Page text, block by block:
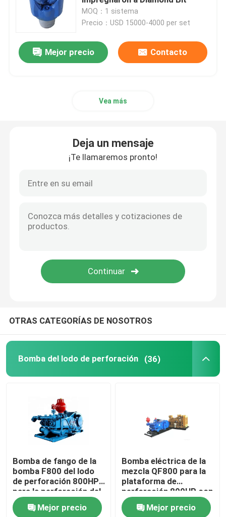
Pistón de la bomba de barro
Manguera de la perforación rotatoria
Válvula de puerta y válvula de retención
Válvula de bolas y válvula de seguridad
Cabeza de pozo y árbol de Navidad
BOP para el dispositivo de prevención de explosiones
Elemento que embala anular del BOP
Brocas de PDC
Herramientas de hoyo profundo
Equipo de control sólido
Componentes del equipo
MOQ：1 sistema
Precio：USD 15000-4000 per set
Mejor precio Contacto
Vea más
Deja un mensaje
¡Te llamaremos pronto!
OTRAS CATEGORÍAS DE NOSOTROS
Bomba del lodo de perforación (36)
Bomba de fango de la
bomba F800 del lodo
de perforación 800HP
para la perforación del
pozo de agua
Mejor precio
Bomba eléctrica de la
mezcla QF800 para la
plataforma de
perforación 800HP con
el engranaje de la raspa
de arenqueMejor precio